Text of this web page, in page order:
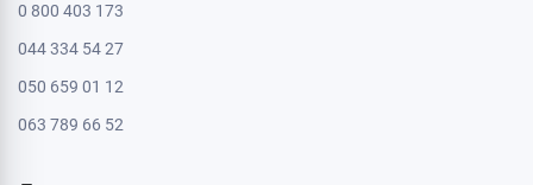
0 800 403 173
044 334 54 27
050 659 01 12
063 789 66 52